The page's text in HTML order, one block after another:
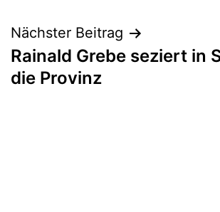
Nächster Beitrag
Rainald Grebe seziert in
die Provinz